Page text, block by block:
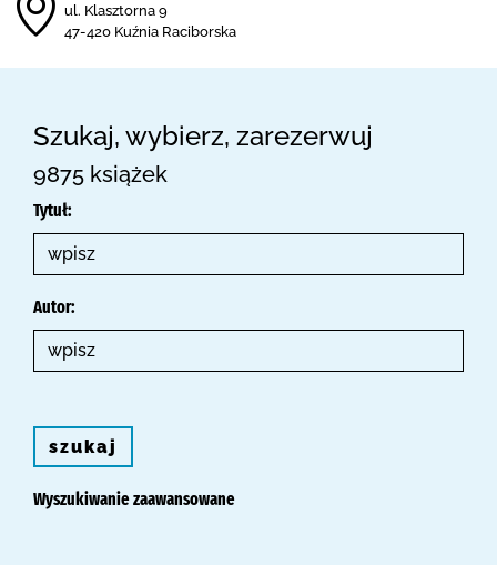
ul. Klasztorna 9
47-420 Kuźnia Raciborska
Szukaj, wybierz, zarezerwuj
9875 książek
Tytuł:
Autor:
szukaj
Wyszukiwanie zaawansowane